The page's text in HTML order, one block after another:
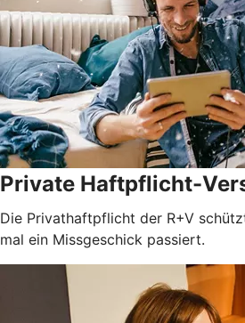
Private Haftpflicht-
Die Privathaftpflicht der R+V
mal ein Missgeschick passiert.